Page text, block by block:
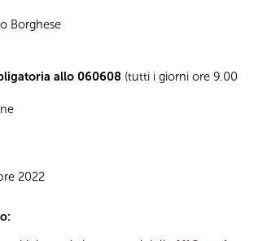
Borghese
allo 060608 (tutti i giorni ore 9.00
2022